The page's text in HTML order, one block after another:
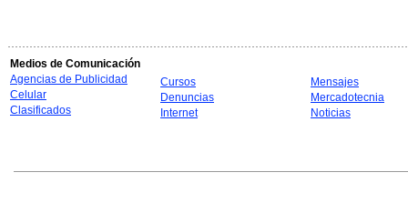
Medios de Comunicación
Agencias de Publicidad
Celular
Clasificados
Cursos
Denuncias
Internet
Mensajes
Mercadotecnia
Noticias